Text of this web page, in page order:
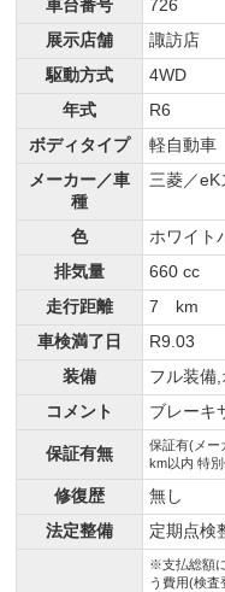
車台番号
726
展示店舗
諏訪店
駆動方式
4WD
年式
R6
ボディタイプ
軽自動車
メーカー／車
種
三菱／eK
色
ホワイト
排気量
660 cc
走行距離
7 km
車検満了日
R9.03
装備
フル装備
コメント
ブレーキ
保証有無
保証有(メー
km以内 特
修復歴
無し
法定整備
定期点検
※支払総額
う費用(検